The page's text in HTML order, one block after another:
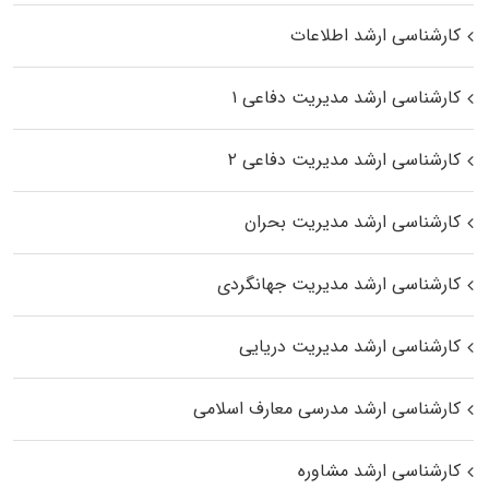
کارشناسی ارشد اطلاعات
کارشناسی ارشد مدیریت دفاعی ۱
کارشناسی ارشد مدیریت دفاعی ۲
کارشناسی ارشد مدیریت بحران
کارشناسی ارشد مدیریت جهانگردی
کارشناسی ارشد مدیریت دریایی
کارشناسی ارشد مدرسی معارف اسلامی
کارشناسی ارشد مشاوره